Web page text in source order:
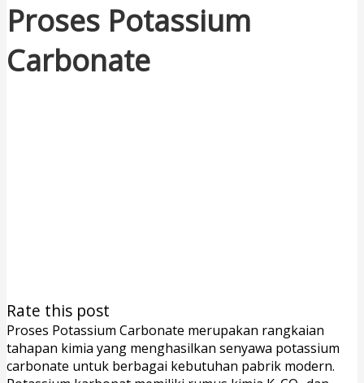
Proses Potassium
Carbonate
Rate this post
Proses Potassium Carbonate merupakan rangkaian
tahapan kimia yang menghasilkan senyawa potassium
carbonate untuk berbagai kebutuhan pabrik modern.